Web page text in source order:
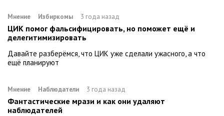
Мнение Избиркомы 3 года назад
ЦИК помог фальсифицировать, но поможет ещё и
делегитимизировать
Давайте разберёмся, что ЦИК уже сделали ужасного, а что
ещё планируют
Мнение Наблюдатели 3 года назад
Фантастические мрази и как они удаляют
наблюдателей